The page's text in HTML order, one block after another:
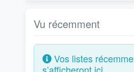
Vu récemment
Vos listes